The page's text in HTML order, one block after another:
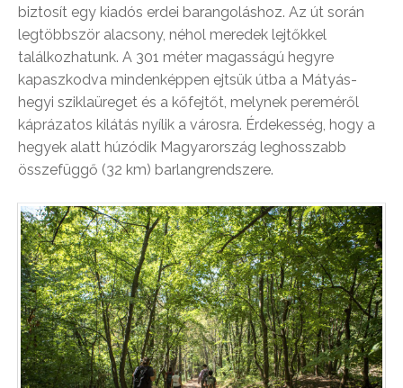
biztosít egy kiadós erdei barangoláshoz. Az út során
legtöbbször alacsony, néhol meredek lejtőkkel
találkozhatunk. A 301 méter magasságú hegyre
kapaszkodva mindenképpen ejtsük útba a Mátyás-
hegyi sziklaüreget és a kőfejtőt, melynek pereméről
káprázatos kilátás nyílik a városra. Érdekesség, hogy a
hegyek alatt húzódik Magyarország leghosszabb
összefüggő (32 km) barlangrendszere.